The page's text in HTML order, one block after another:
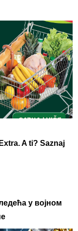
A ti? Saznaj
у војном